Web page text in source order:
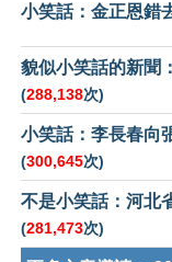
小笑話：金正恩錯
貌似小笑話的新聞
(288,138次)
小笑話：李長春向
(300,645次)
不是小笑話：河北
(281,473次)